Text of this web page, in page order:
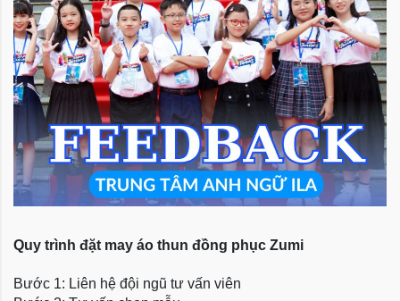
Quy trình đặt may áo thun đồng phục Zumi
Bước 1: Liên hệ đội ngũ tư vấn viên